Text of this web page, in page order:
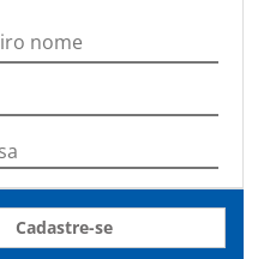
Cadastre-se